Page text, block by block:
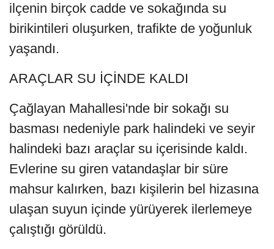
ilçenin birçok cadde ve sokağında su
birikintileri oluşurken, trafikte de yoğunluk
yaşandı.
ARAÇLAR SU İÇİNDE KALDI
Çağlayan Mahallesi'nde bir sokağı su
basması nedeniyle park halindeki ve seyir
halindeki bazı araçlar su içerisinde kaldı.
Evlerine su giren vatandaşlar bir süre
mahsur kalırken, bazı kişilerin bel hizasına
ulaşan suyun içinde yürüyerek ilerlemeye
çalıştığı görüldü.